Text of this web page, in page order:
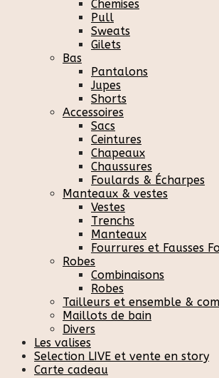
Chemises
Pull
Sweats
Gilets
Bas
Pantalons
Jupes
Shorts
Accessoires
Sacs
Ceintures
Chapeaux
Chaussures
Foulards & Écharpes
Manteaux & vestes
Vestes
Trenchs
Manteaux
Fourrures et Fausses
Robes
Combinaisons
Robes
Tailleurs et ensemble &
Maillots de bain
Divers
Les valises
Selection LIVE et vente en story
Carte cadeau